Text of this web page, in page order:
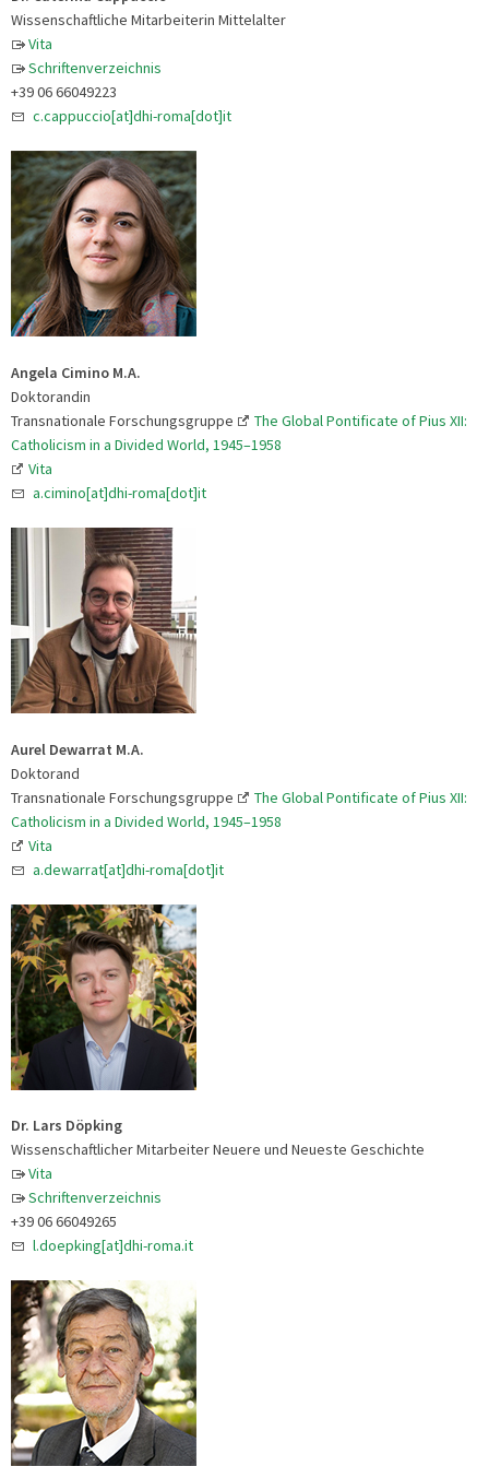
Wissenschaftliche Mitarbeiterin Mittelalter
Vita
Schriftenverzeichnis
+39 06 66049223
c.cappuccio[at]dhi-roma[dot]it
Angela Cimino M.A.
Doktorandin
Transnationale Forschungsgruppe
The Global Pontificate of Pius XII:
Catholicism in a Divided World, 1945–1958
Vita
a.cimino[at]dhi-roma[dot]it
Aurel Dewarrat M.A.
Doktorand
Transnationale Forschungsgruppe
The Global Pontificate of Pius XII:
Catholicism in a Divided World, 1945–1958
Vita
a.dewarrat[at]dhi-roma[dot]it
Dr. Lars Döpking
Wissenschaftlicher Mitarbeiter Neuere und Neueste Geschichte
Vita
Schriftenverzeichnis
+39 06 66049265
l.doepking[at]dhi-roma.it